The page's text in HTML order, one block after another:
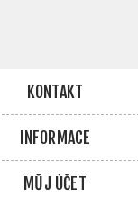
KONTAKT
INFORMACE
MŮJ ÚČET